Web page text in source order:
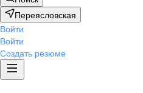
Переясловская
Войти
Войти
Создать резюме